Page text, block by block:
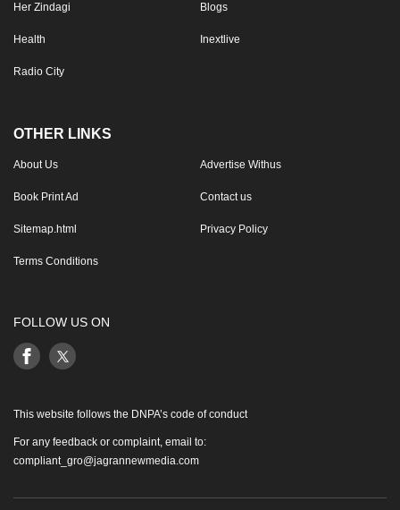
Her Zindagi Blogs
Health Inextlive
Radio City
OTHER LINKS
About Us Advertise Withus
Book Print Ad Contact us
Sitemap.html Privacy Policy
Terms Conditions
FOLLOW US ON
This website follows the DNPA’s code of conduct
For any feedback or complaint, email to:
compliant_gro@jagrannewmedia.com